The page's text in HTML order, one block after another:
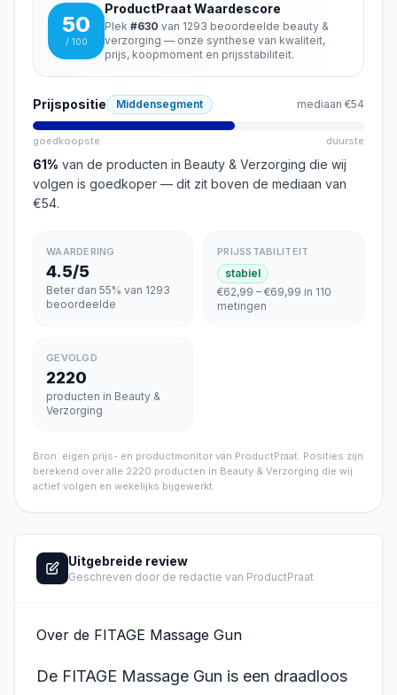
50
/ 100
ProductPraat Waardescore
Plek #630 van 1293 beoordeelde beauty &
verzorging — onze synthese van kwaliteit,
prijs, koopmoment en prijsstabiliteit.
Prijspositie Middensegment mediaan €54
goedkoopste duurste
61% van de producten in Beauty & Verzorging die wij
volgen is goedkoper — dit zit boven de mediaan van
€54.
WAARDERING
4.5/5
Beter dan 55% van 1293
beoordeelde
PRIJSSTABILITEIT
stabiel
€62,99 – €69,99 in 110
metingen
GEVOLGD
2220
producten in Beauty &
Verzorging
Bron: eigen prijs- en productmonitor van ProductPraat. Posities zijn
berekend over alle 2220 producten in Beauty & Verzorging die wij
actief volgen en wekelijks bijgewerkt.
Uitgebreide review
Geschreven door de redactie van ProductPraat
Over de FITAGE Massage Gun
De FITAGE Massage Gun is een draadloos